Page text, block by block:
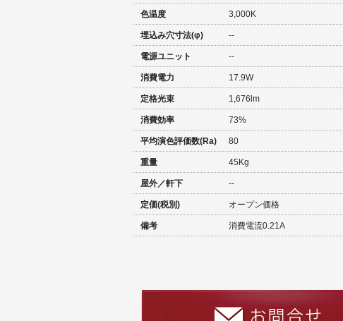
色温度 3,000K
埋込み穴寸法(φ) --
電源ユニット --
消費電力 17.9W
定格光束 1,676lm
消費効率 73%
平均演色評価数(Ra) 80
重量 45Kg
屋外／軒下 --
定価(税別) オープン価格
備考 消費電流0.21A